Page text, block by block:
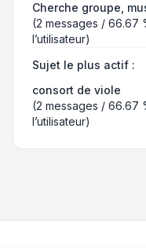
Cherche groupe,
(2 messages / 66.67
l’utilisateur)
Sujet le plus actif :
consort de viole
(2 messages / 66.67
l’utilisateur)